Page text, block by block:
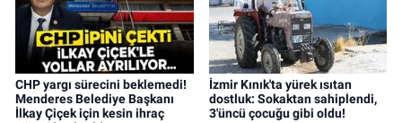
CHP yargı sürecini beklemedi!
Menderes Belediye Başkanı
İlkay Çiçek için kesin ihraç
İzmir Kınık'ta yürek ısıtan
dostluk: Sokaktan sahiplendi,
3'üncü çocuğu gibi oldu!